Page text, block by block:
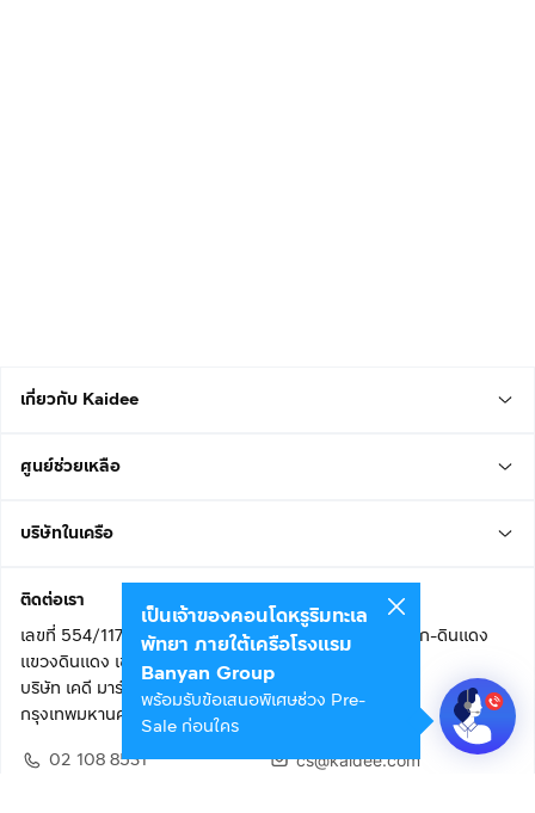
เกี่ยวกับ Kaidee
ศูนย์ช่วยเหลือ
บริษัทในเครือ
ติดต่อเรา
เลขที่ 554/117 อาคารสกายไนน์ เซ็นเตอร์ ชั้น 22 ถนนอโศก-ดินแดง
แขวงดินแดง เขตดินแดง
บริษัท เคดี มาร์เก็ตเพลส จำกัด (สำนักงานใหญ่)
กรุงเทพมหานคร 10400
02 108 8531
cs@kaidee.com
เป็นเจ้าของคอนโดหรูริมทะเล
พัทยา ภายใต้เครือโรงแรม
Banyan Group
พร้อมรับข้อเสนอพิเศษช่วง Pre-
Sale ก่อนใคร